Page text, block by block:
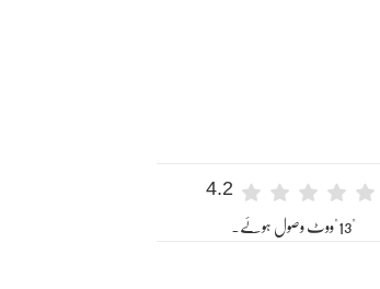
4.2
"13"ووٹ وصول ہوئے۔